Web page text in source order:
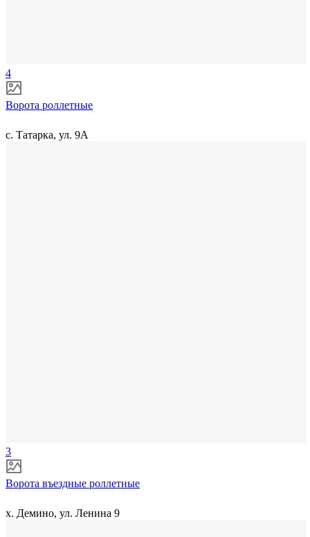
4
Ворота роллетные
с. Татарка, ул. 9А
3
Ворота въездные роллетные
х. Демино, ул. Ленина 9